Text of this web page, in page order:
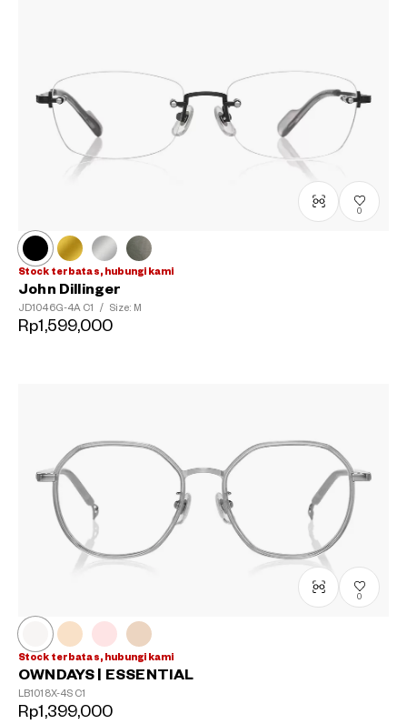
0
Stock terbatas, hubungi kami
John Dillinger
JD1046G-4A C1 / Size: M
Rp1,599,000
0
Stock terbatas, hubungi kami
OWNDAYS | ESSENTIAL
LB1018X-4S C1
Rp1,399,000